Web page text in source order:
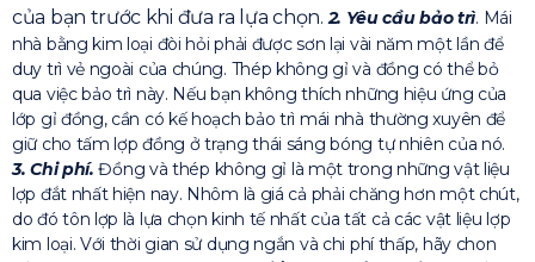
của bạn trước khi đưa ra lựa chọn. 2. Yêu cầu bảo trì. Mái
nhà bằng kim loại đòi hỏi phải được sơn lại vài năm một lần để
duy trì vẻ ngoài của chúng. Thép không gỉ và đồng có thể bỏ
qua việc bảo trì này. Nếu bạn không thích những hiệu ứng của
lớp gỉ đồng, cần có kế hoạch bảo trì mái nhà thường xuyên để
giữ cho tấm lợp đồng ở trạng thái sáng bóng tự nhiên của nó.
3. Chi phí. Đồng và thép không gỉ là một trong những vật liệu
lợp đắt nhất hiện nay. Nhôm là giá cả phải chăng hơn một chút,
do đó tôn lợp là lựa chọn kinh tế nhất của tất cả các vật liệu lợp
kim loại. Với thời gian sử dụng ngắn và chi phí thấp, hãy chon